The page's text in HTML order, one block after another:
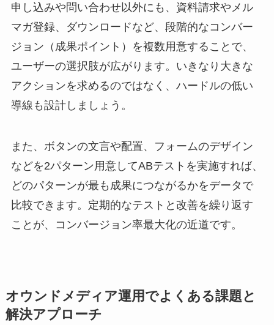
申し込みや問い合わせ以外にも、資料請求やメル
マガ登録、ダウンロードなど、段階的なコンバー
ジョン（成果ポイント）を複数用意することで、
ユーザーの選択肢が広がります。いきなり大きな
アクションを求めるのではなく、ハードルの低い
導線も設計しましょう。
また、ボタンの文言や配置、フォームのデザイン
などを2パターン用意してABテストを実施すれば、
どのパターンが最も成果につながるかをデータで
比較できます。定期的なテストと改善を繰り返す
ことが、コンバージョン率最大化の近道です。
オウンドメディア運用でよくある課題と
解決アプローチ